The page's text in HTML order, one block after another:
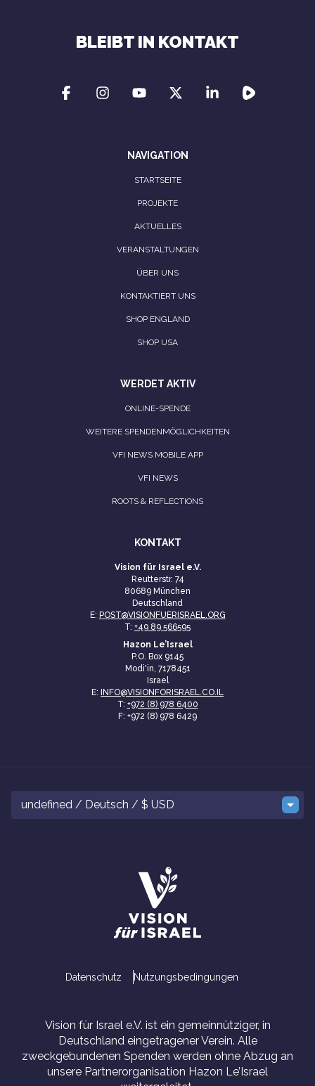
BLEIBT IN KONTAKT
NAVIGATION
STARTSEITE
PROJEKTE
AKTUELLES
VERANSTALTUNGEN
ÜBER UNS
KONTAKTIERT UNS
SHOP ENGLAND
SHOP USA
WERDET AKTIV
ONLINE-SPENDE
WEITERE SPENDENMÖGLICHKEITEN
VFI NEWS MOBILE APP
VFI NEWS
ROOTS & REFLECTIONS
KONTAKT
Vision für Israel e.V.
Reutterstr. 74
80689 München
Deutschland
E: POST@VISIONFUERISRAEL.ORG
T: +49 89 566595
Hazon Le’Israel
P.O. Box 9145
Modi'in, 7178451
Israel
E:
INFO@VISIONFORISRAEL.CO.IL
T: +972 (8) 978 6400
F: +972 (8) 978 6429
undefined / Deutsch / $ USD
Datenschutz Nutzungsbedingungen
Vision für Israel e.V. ist ein gemeinnütziger, in
Deutschland eingetragener Verein. Alle
zweckgebundenen Spenden werden ohne Abzug an
unsere Partnerorganisation Hazon Le’Israel